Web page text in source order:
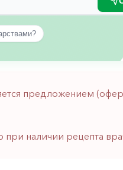
предложением
при наличии рецепта